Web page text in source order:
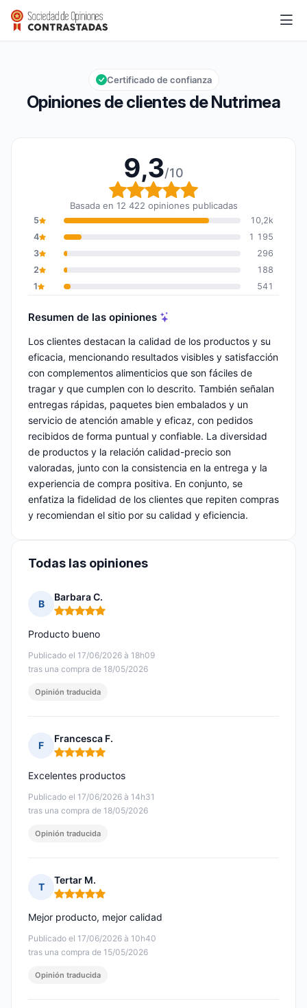
Nutrimea
Calificación global: 9,3 de 10
9,3/10
Opiniones de clientes de Nutrimea
Certificado de confianza
9,3/10
Calificación global: 9,3
Basada en 12 422 opiniones publicadas
5
10,2k
4
1 195
3
296
2
188
1
541
Resumen de las opiniones
Los clientes destacan la calidad de los productos y su
eficacia, mencionando resultados visibles y satisfacción
con complementos alimenticios que son fáciles de
tragar y que cumplen con lo descrito. También señalan
entregas rápidas, paquetes bien embalados y un
servicio de atención amable y eficaz, con pedidos
recibidos de forma puntual y confiable. La diversidad
de productos y la relación calidad-precio son
valoradas, junto con la consistencia en la entrega y la
experiencia de compra positiva. En conjunto, se
enfatiza la fidelidad de los clientes que repiten compras
y recomiendan el sitio por su calidad y eficiencia.
Todas las opiniones
B
Barbara C.
Nota: 5 de 5
Publicado el 17/06/2026 à 18h09
tras una compra de 18/05/2026
Producto bueno
Opinión traducida
F
Francesca F.
Nota: 5 de 5
Publicado el 17/06/2026 à 14h31
tras una compra de 18/05/2026
Excelentes productos
Opinión traducida
T
Tertar M.
Nota: 5 de 5
Publicado el 17/06/2026 à 10h40
tras una compra de 15/05/2026
Mejor producto, mejor calidad
Opinión traducida